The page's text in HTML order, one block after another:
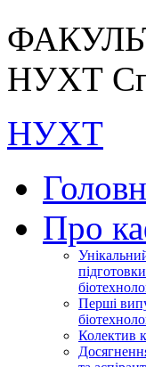
НУХТ
НУХТ
Про
Перші
Колектив